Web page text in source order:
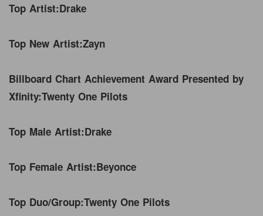
Top Artist:Drake
Top New Artist:Zayn
Billboard Chart Achievement Award Presented by
Xfinity:Twenty One Pilots
Top Male Artist:Drake
Top Female Artist:Beyonce
Top Duo/Group:Twenty One Pilots